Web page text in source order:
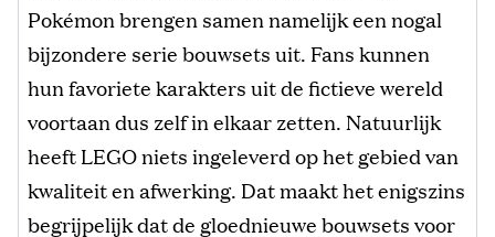
Pokémon brengen samen namelijk een nogal
bijzondere serie bouwsets uit. Fans kunnen
hun favoriete karakters uit de fictieve wereld
voortaan dus zelf in elkaar zetten. Natuurlijk
heeft LEGO niets ingeleverd op het gebied van
kwaliteit en afwerking. Dat maakt het enigszins
begrijpelijk dat de gloednieuwe bouwsets voor